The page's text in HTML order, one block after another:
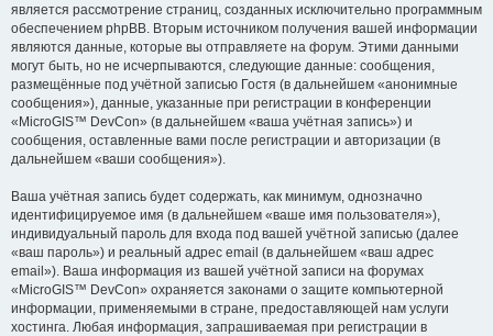
является рассмотрение страниц, созданных исключительно программным
обеспечением phpBB. Вторым источником получения вашей информации
являются данные, которые вы отправляете на форум. Этими данными
могут быть, но не исчерпываются, следующие данные: сообщения,
размещённые под учётной записью Гостя (в дальнейшем «анонимные
сообщения»), данные, указанные при регистрации в конференции
«MicroGIS™ DevCon» (в дальнейшем «ваша учётная запись») и
сообщения, оставленные вами после регистрации и авторизации (в
дальнейшем «ваши сообщения»).
Ваша учётная запись будет содержать, как минимум, однозначно
идентифицируемое имя (в дальнейшем «ваше имя пользователя»),
индивидуальный пароль для входа под вашей учётной записью (далее
«ваш пароль») и реальный адрес email (в дальнейшем «ваш адрес
email»). Ваша информация из вашей учётной записи на форумах
«MicroGIS™ DevCon» охраняется законами о защите компьютерной
информации, применяемыми в стране, предоставляющей нам услуги
хостинга. Любая информация, запрашиваемая при регистрации в